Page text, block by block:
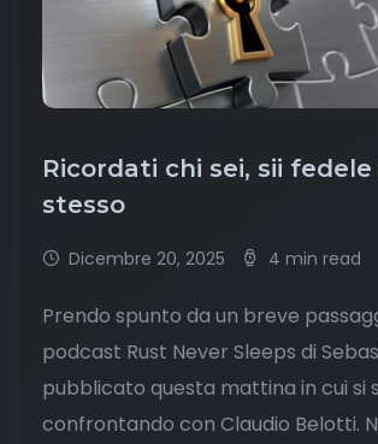
Ricordati chi sei, sii
stesso
Dicembre 20, 2025 4 min read
Prendo spunto da un breve
podcast Rust Never Sleeps di
pubblicato questa mattina in cui si
confrontando con Claudio Belotti.